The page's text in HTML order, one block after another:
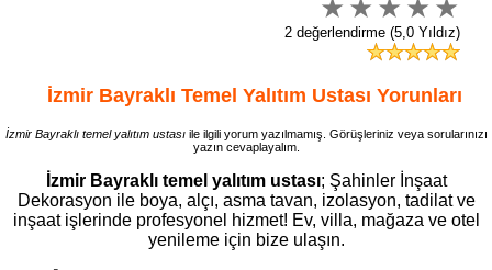
2 değerlendirme (5,0 Yıldız)
İzmir Bayraklı Temel Yalıtım Ustası Yorunları
İzmir Bayraklı temel yalıtım ustasıile ilgili yorum yazılmamış. Görüşleriniz veya sorularınızı
yazın cevaplayalım.
İzmir Bayraklı temel yalıtım ustası; Şahinler İnşaat
Dekorasyon ile boya, alçı, asma tavan, izolasyon, tadilat ve
inşaat işlerinde profesyonel hizmet! Ev, villa, mağaza ve otel
yenileme için bize ulaşın.